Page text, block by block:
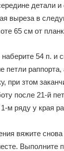
детали
выреза в
65 см от
наберите 54 п. и
петли
при зтом
после 21-й
м ряду у края
вяжите
Выполните